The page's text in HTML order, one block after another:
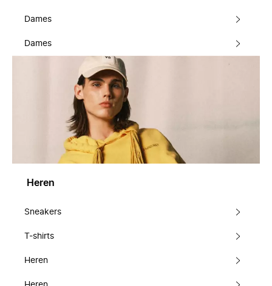
Dames
Dames
Heren
Sneakers
T-shirts
Heren